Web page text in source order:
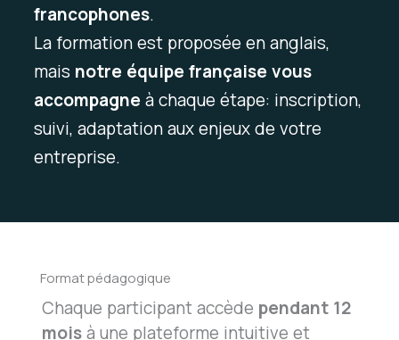
francophones.
La formation est proposée en anglais,
mais notre équipe française vous
accompagneà chaque étape: inscription,
suivi, adaptation aux enjeux de votre
entreprise.
Format pédagogique
Chaque participant accède pendant 12
moisà une plateforme intuitive et